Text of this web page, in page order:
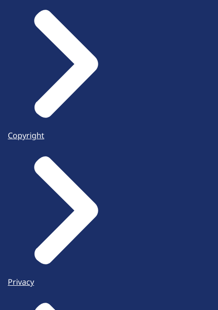
Copyright
Privacy